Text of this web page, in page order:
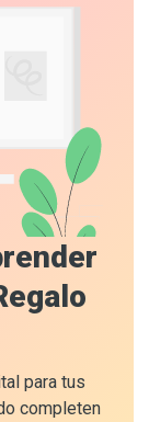
para tus
completen